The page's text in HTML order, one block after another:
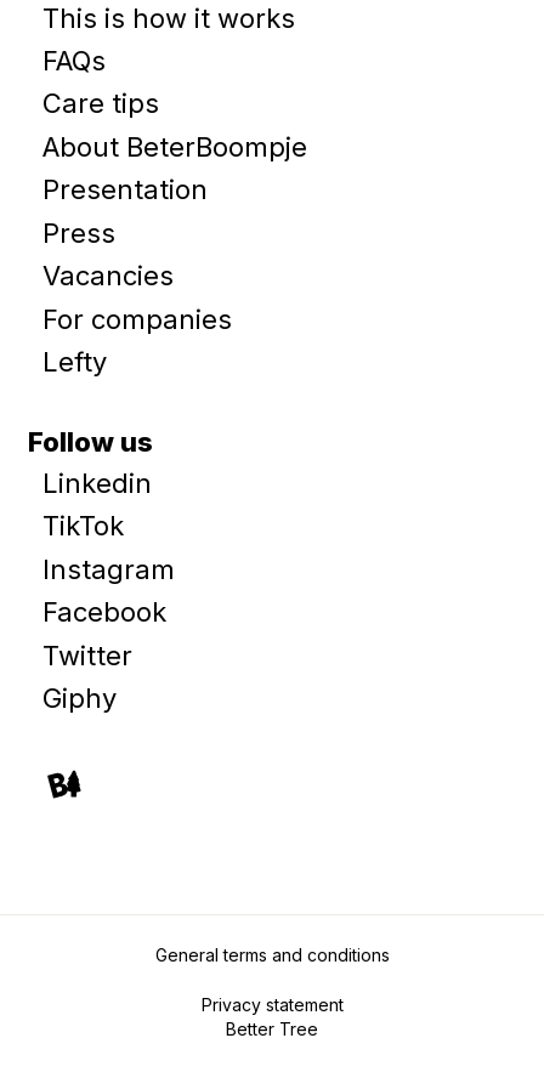
This is how it works
FAQs
Care tips
About BeterBoompje
Presentation
Press
Vacancies
For companies
Lefty
Follow us
Linkedin
TikTok
Instagram
Facebook
Twitter
Giphy
Better Tree
General terms and conditions
Privacy statement